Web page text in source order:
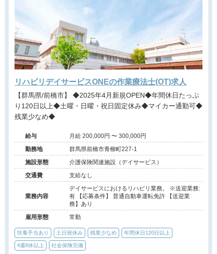
リハビリデイサービスONEの作業療法士(OT)求人
【群馬県/前橋市】 ◆2025年4月新規OPEN◆年間休日たっぷ
り120日以上◆土曜・日曜・祝日固定休み◆マイカー通勤可◆
残業少なめ◆
給与
月給 200,000円 〜 300,000円
勤務地
群馬県前橋市青柳町227-1
施設形態
介護保険関連施設（デイサービス）
交通費
支給なし
業務内容
デイサービスにおけるリハビリ業務。 ※送迎業務:
有 【応募条件】 普通自動車運転免許 【送迎業
務】あり
雇用形態
常勤
扶養手当あり 土日祝休み 残業少なめ 年間休日120日以上
4週8休以上 社会保険完備